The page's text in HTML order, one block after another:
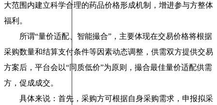
大范围内建立科学合理的药品价格形成机制，增进参与方整体
福利。
所谓“量价适配、智能撮合”，主要体现在交易价格将根据
采购数量和结算支付条件等因素动态调整，供需双方提供交易
方案后，平台会以“同质低价”为原则，撮合最佳量价适配供需
方，促成成交。
具体来说：首先，采购方可根据自身采购需求，申报拟采